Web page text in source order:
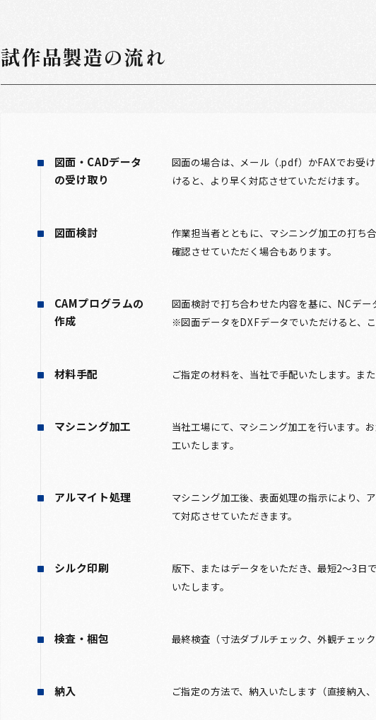
試作品製造の流れ
図面・CADデータ
の受け取り
図面の場合は、メール（.pdf）かFAXでお受
けると、より早く対応させていただけます。
図面検討
作業担当者とともに、マシニング加工の打ち
確認させていただく場合もあります。
CAMプログラムの
作成
図面検討で打ち合わせた内容を基に、NCデー
※図面データをDXFデータでいただけると、
材料手配 ご指定の材料を、当社で手配いたします。ま
マシニング加工
当社工場にて、マシニング加工を行います。
工いたします。
アルマイト処理
マシニング加工後、表面処理の指示により、
て対応させていただきます。
シルク印刷
版下、またはデータをいただき、最短2～3日
いたします。
検査・梱包 最終検査（寸法ダブルチェック、外観チェッ
納入 ご指定の方法で、納入いたします（直接納入、